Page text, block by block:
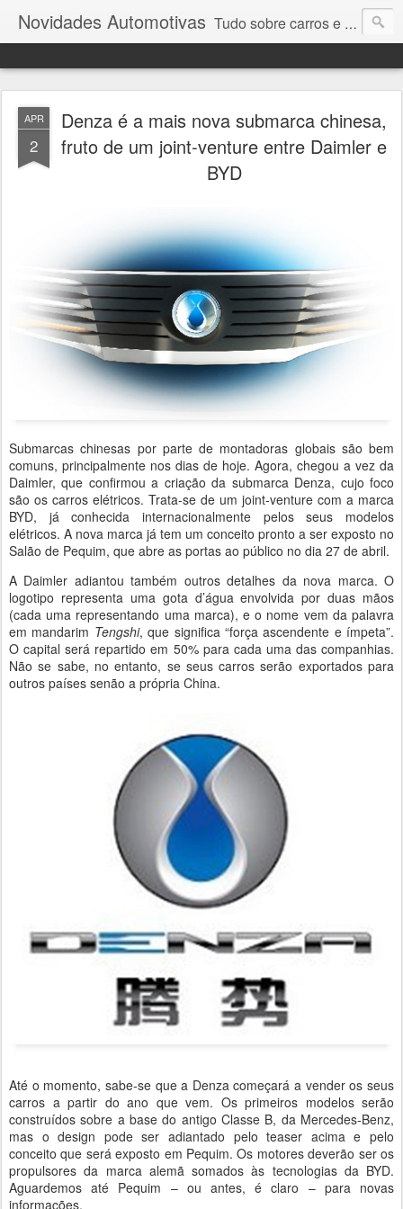
Novidades Automotivas Tudo sobre carros e motores
APR
2
Denza é a mais nova submarca chinesa,
fruto de um joint-venture entre Daimler e
BYD
Submarcas chinesas por parte de montadoras globais são bem
comuns, principalmente nos dias de hoje. Agora, chegou a vez da
Daimler, que confirmou a criação da submarca Denza, cujo foco
são os carros elétricos. Trata-se de um joint-venture com a marca
BYD, já conhecida internacionalmente pelos seus modelos
elétricos. A nova marca já tem um conceito pronto a ser exposto no
Salão de Pequim, que abre as portas ao público no dia 27 de abril.
A Daimler adiantou também outros detalhes da nova marca. O
logotipo representa uma gota d’água envolvida por duas mãos
(cada uma representando uma marca), e o nome vem da palavra
em mandarim Tengshi, que significa “força ascendente e ímpeta”.
O capital será repartido em 50% para cada uma das companhias.
Não se sabe, no entanto, se seus carros serão exportados para
outros países senão a própria China.
Até o momento, sabe-se que a Denza começará a vender os seus
carros a partir do ano que vem. Os primeiros modelos serão
construídos sobre a base do antigo Classe B, da Mercedes-Benz,
mas o design pode ser adiantado pelo teaser acima e pelo
conceito que será exposto em Pequim. Os motores deverão ser os
propulsores da marca alemã somados às tecnologias da BYD.
Aguardemos até Pequim – ou antes, é claro – para novas
informações.